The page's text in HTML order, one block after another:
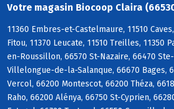
Votre magasin Biocoop Claira
11360 Embres-et-Castelmaure, 11510
Fitou, 11370 Leucate, 11510 Treilles, 11350
en-Roussillon, 66570 St-Nazaire, 66470
Villelongue-de-la-Salanque, 66670 Bages,
Vercol, 66200 Montescot, 66200 Théza,
Raho, 66200 Alénya, 66750 St-Cyprien,